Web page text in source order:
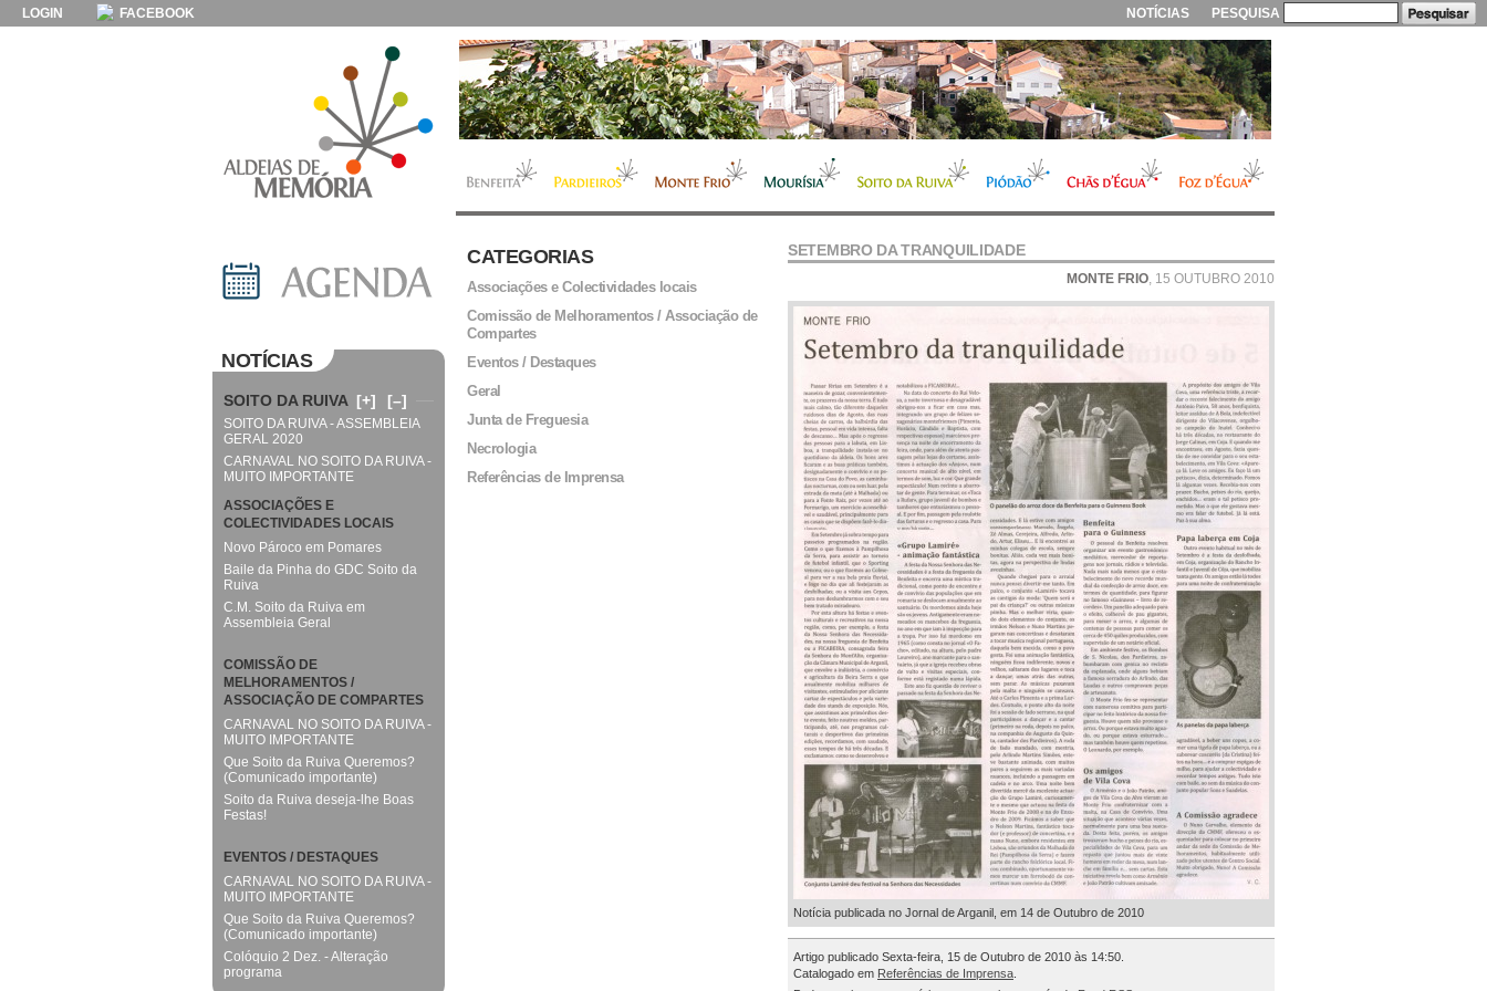
LOGIN FACEBOOK PESQUISA
NOTÍCIAS
SETEMBRO DA TRANQUILIDADE
MONTE FRIO, 15 OUTUBRO 2010
Notícia publicada no Jornal de Arganil, em 14 de Outubro de 2010
Artigo publicado Sexta-feira, 15 de Outubro de 2010 às 14:50.
Catalogado em Referências de Imprensa
CATEGORIAS
Associações e Colectividades locais
Comissão de Melhoramentos / Associação de
Compartes
Eventos / Destaques
Geral
Junta de Freguesia
Necrologia
Referências de Imprensa
NOTÍCIAS
SOITO DA RUIVA [+] [–]
SOITO DA RUIVA - ASSEMBLEIA
GERAL 2020
CARNAVAL NO SOITO DA RUIVA -
MUITO IMPORTANTE
ASSOCIAÇÕES E
COLECTIVIDADES LOCAIS
Novo Pároco em Pomares
Baile da Pinha do GDC Soito da
Ruiva
C.M. Soito da Ruiva em
Assembleia Geral
COMISSÃO DE
MELHORAMENTOS /
ASSOCIAÇÃO DE COMPARTES
CARNAVAL NO SOITO DA RUIVA -
MUITO IMPORTANTE
Que Soito da Ruiva Queremos?
(Comunicado importante)
Soito da Ruiva deseja-lhe Boas
Festas!
EVENTOS / DESTAQUES
CARNAVAL NO SOITO DA RUIVA -
MUITO IMPORTANTE
Que Soito da Ruiva Queremos?
(Comunicado importante)
Colóquio 2 Dez. - Alteração
programa